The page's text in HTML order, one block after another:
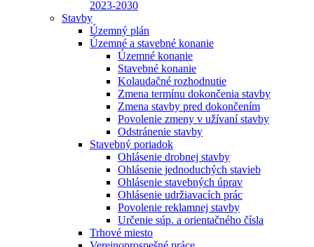
2023-2030
Stavby
Územný plán
Územné a stavebné konanie
Územné konanie
Stavebné konanie
Kolaudačné rozhodnutie
Zmena termínu dokončenia stavby
Zmena stavby pred dokončením
Povolenie zmeny v užívaní stavby
Odstránenie stavby
Stavebný poriadok
Ohlásenie drobnej stavby
Ohlásenie jednoduchých stavieb
Ohlásenie stavebných úprav
Ohlásenie udržiavacích prác
Povolenie reklamnej stavby
Určenie súp. a orientačného čísla
Trhové miesto